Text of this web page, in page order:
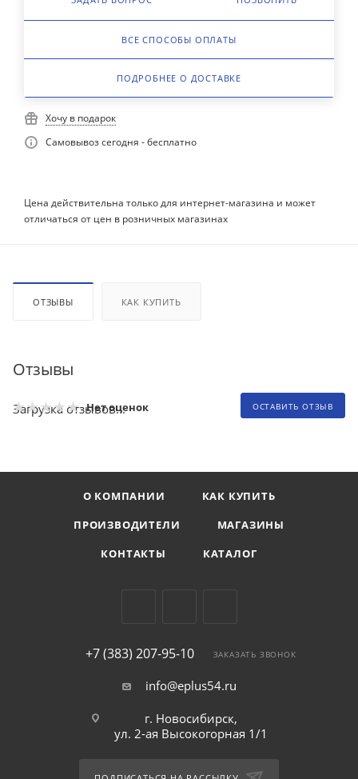
ВСЕ СПОСОБЫ ОПЛАТЫ
ПОДРОБНЕЕ О ДОСТАВКЕ
Хочу в подарок
Самовывоз сегодня - бесплатно
Цена действительна только для интернет-магазина и может
отличаться от цен в розничных магазинах
ОТЗЫВЫ КАК КУПИТЬ
Отзывы
Нет оценок ОСТАВИТЬ ОТЗЫВ
Загрузка отзывов...
О КОМПАНИИ
КАК КУПИТЬ
ПРОИЗВОДИТЕЛИ
МАГАЗИНЫ
КОНТАКТЫ
КАТАЛОГ
+7 (383) 207-95-10 ЗАКАЗАТЬ ЗВОНОК
info@eplus54.ru
г. Новосибирск,
ул. 2-ая Высокогорная 1/1